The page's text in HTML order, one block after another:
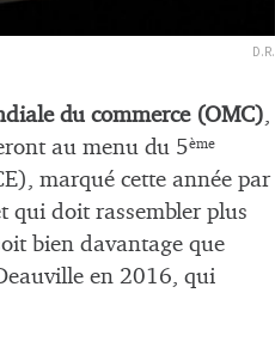
D.R.
du commerce (OMC)
au menu du 5ème
marqué cette année par
qui doit rassembler plus
bien davantage que
en 2016, qui